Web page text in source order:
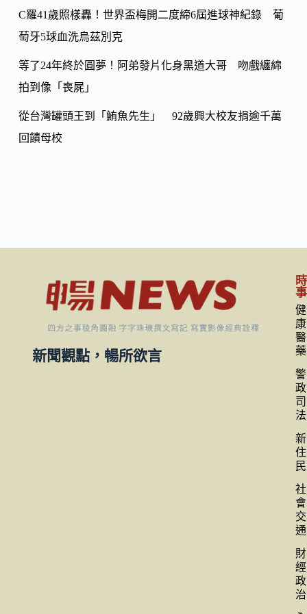
C羅41歲照樣轟！世界盃梅開二度締6屆進球神紀錄 葡
萄牙5球血洗烏茲別克
等了24年終於圓夢！阿弟發片化身黑道大哥 吻戲纏綿
拍到像「喪屍」
從台灣罐頭王到「鮪魚先生」 92歲興大校友捐逾千萬
回饋母校
新聞觀點，暢所欲言
時
事
健
康
醫
藥
警
政
司
法
新
住
民
社
會
交
通
財
經
政
治